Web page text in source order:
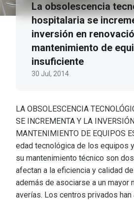
La obsolescencia
hospitalaria se
inversión en
mantenimiento de
insuficiente
30 Jul, 2014
LA OBSOLESCENCIA
SE INCREMENTA Y LA
MANTENIMIENTO DE EQUIPOS
edad tecnológica de los equipos
su mantenimiento técnico son
afectan a la eficiencia y calidad
además de asociarse a un mayor
averías. Los centros privados